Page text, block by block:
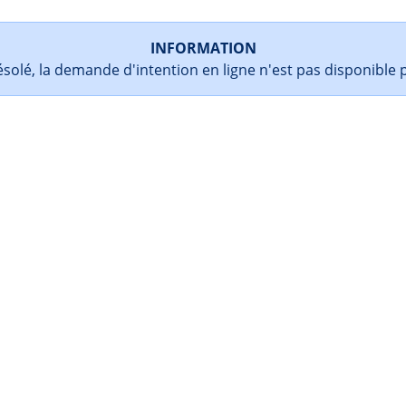
INFORMATION
la demande d'intention en ligne n'est pas disponible